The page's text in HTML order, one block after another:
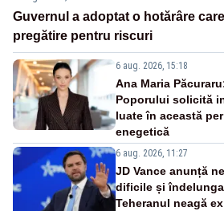
Guvernul a adoptat o hotărâre
pregătire pentru riscuri
6 aug. 2026, 15:18
Ana Maria
Poporului solicită
luate în această
enegetică
6 aug. 2026, 11:27
JD Vance anunță
dificile și
Teheranul neagă